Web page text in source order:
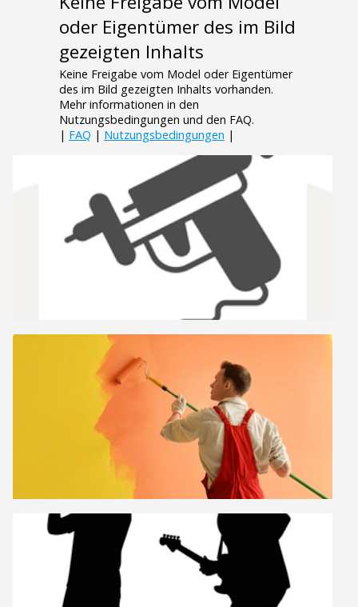
oder Eigentümer des im Bild
gezeigten Inhalts
Keine Freigabe vom Model oder Eigentümer
des im Bild gezeigten Inhalts vorhanden.
Mehr informationen in den
Nutzungsbedingungen und den FAQ.
| FAQ | Nutzungsbedingungen |